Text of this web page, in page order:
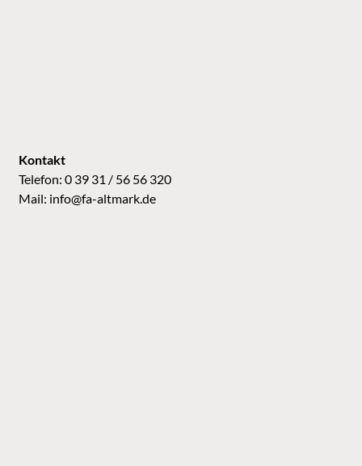
Kontakt
Telefon: 0 39 31 / 56 56 320
Mail: info@fa-altmark.de